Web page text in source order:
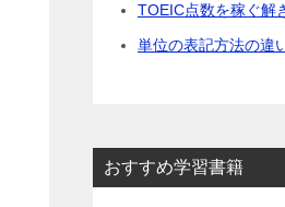
TOEIC点数を稼ぐ解
単位の表記方法の違
おすすめ学習書籍